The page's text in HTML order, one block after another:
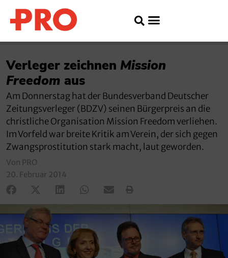
Verleger zeichnen Mission
Freedom aus
Am Donnerstag hat der Bundesverband Deutscher
Zeitungsverleger (BDZV) seinen Bürgerpreis an die
christliche Organisation Mission Freedom verliehen.
Im Vorfeld war breite Kritik am Verein, der sich gegen
Zwangsprostitution stark macht, laut geworden.
Von PRO
20. Februar 2014